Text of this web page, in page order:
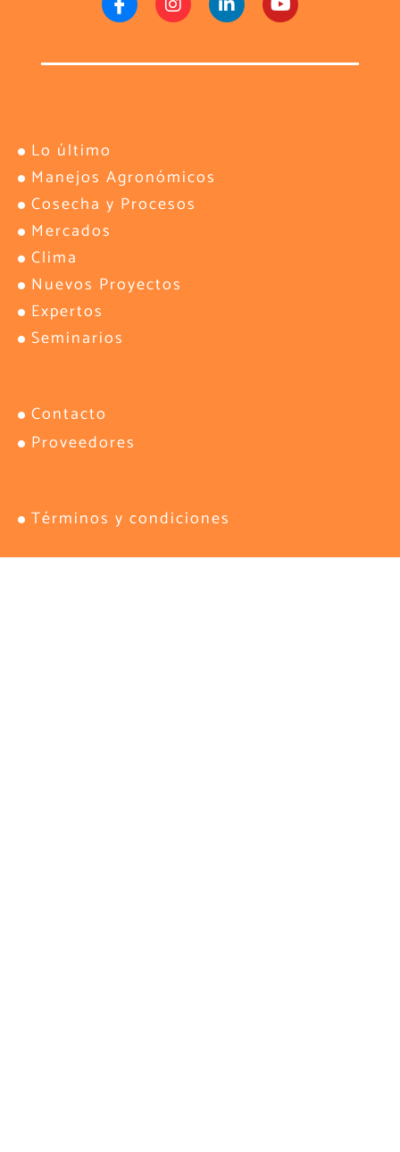
Lo último
Manejos Agronómicos
Cosecha y Procesos
Mercados
Clima
Nuevos Proyectos
Expertos
Seminarios
Contacto
Proveedores
Términos y condiciones